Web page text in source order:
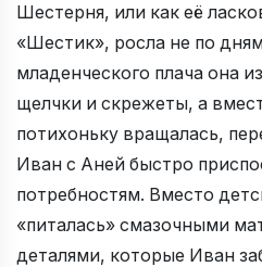
Шестерня, или как её
«Шестик», росла не по
младенческого плача она
щелчки и скрежеты, а
потихоньку вращалась,
Иван с Аней быстро
потребностям. Вместо
«питалась» смазочными
деталями, которые Иван